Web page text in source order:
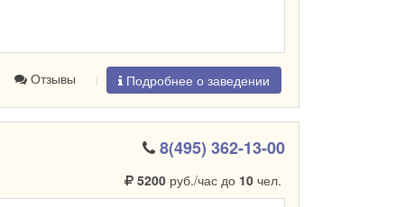
Отзывы Подробнее о заведении
8(495) 362-13-00
5200руб./час до 10чел.